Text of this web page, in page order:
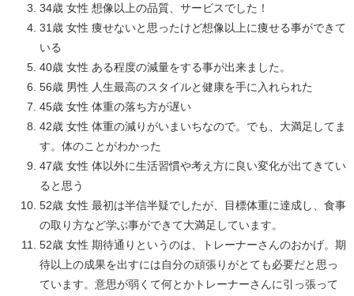
34歳 女性 想像以上の品質、サービスでした！
31歳 女性 痩せないと思ったけど想像以上に痩せる事ができて
いる
40歳 女性 ある程度の減量をする事が出来ました。
56歳 男性 人生最高のスタイルと健康を手に入れられた
45歳 女性 体重の落ち方が遅い
42歳 女性 体重の減りがいまいちなので。でも、大満足してま
す。体のことがわかった
47歳 女性 体以外に生活習慣や考え方に良い変化が出てきてい
ると思う
52歳 女性 最初は半信半疑でしたが、目標体重に達成し、食事
の取り方など学ぶ事ができて大満足しています。
52歳 女性 期待通りというのは、トレーナーさんのおかげ。期
待以上の成果を出すには自分の頑張りがとても必要だと思っ
ています。意思が弱くて何とかトレーナーさんに引っ張って